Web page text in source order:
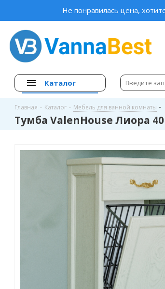
Не понравилась цена,
Каталог
Главная - Каталог - Мебель для ванной комнаты
Тумба ValenHouse Лиора